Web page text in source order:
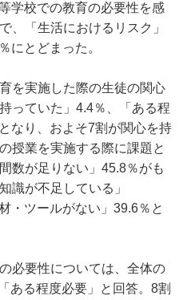
学校での教育の必要性を感
、「生活におけるリスク」
にとどまった。
を実施した際の生徒の関心
っていた」4.4％、「ある程
なり、およそ7割が関心を持
授業を実施する際に課題と
数が足りない」45.8％がも
識が不足している」
・ツールがない」39.6％と
必要性については、全体の
ある程度必要」と回答。8割